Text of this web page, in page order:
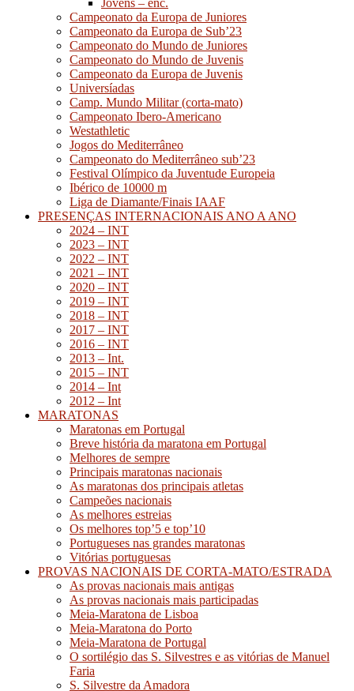
Campeonato da Europa de Juniores
Campeonato da Europa de Sub’23
Campeonato do Mundo de Juniores
Campeonato do Mundo de Juvenis
Campeonato da Europa de Juvenis
Universíadas
Camp. Mundo Militar (corta-mato)
Campeonato Ibero-Americano
Westathletic
Jogos do Mediterrâneo
Campeonato do Mediterrâneo sub’23
Festival Olímpico da Juventude Europeia
Ibérico de 10000 m
Liga de Diamante/Finais IAAF
PRESENÇAS INTERNACIONAIS ANO A ANO
2024 – INT
2023 – INT
2022 – INT
2021 – INT
2020 – INT
2019 – INT
2018 – INT
2017 – INT
2016 – INT
2013 – Int.
2015 – INT
2014 – Int
2012 – Int
MARATONAS
Maratonas em Portugal
Breve história da maratona em Portugal
Melhores de sempre
Principais maratonas nacionais
As maratonas dos principais atletas
Campeões nacionais
As melhores estreias
Os melhores top’5 e top’10
Portugueses nas grandes maratonas
Vitórias portuguesas
PROVAS NACIONAIS DE CORTA-MATO/ESTRADA
As provas nacionais mais antigas
As provas nacionais mais participadas
Meia-Maratona de Lisboa
Meia-Maratona do Porto
Meia-Maratona de Portugal
O sortilégio das S. Silvestres e as vitórias de Manuel
Faria
S. Silvestre da Amadora